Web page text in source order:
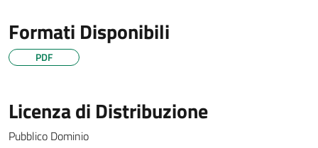
Formati Disponibili
PDF
Licenza di Distribuzione
Pubblico Dominio